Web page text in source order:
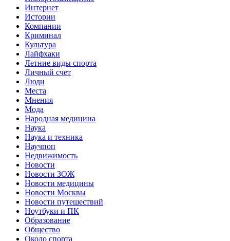
Интернет
Истории
Компании
Криминал
Культура
Лайфхаки
Летние виды спорта
Личный счет
Люди
Места
Мнения
Мода
Народная медицина
Наука
Наука и техника
Научпоп
Недвижимость
Новости
Новости ЗОЖ
Новости медицины
Новости Москвы
Новости путешествий
Ноутбуки и ПК
Образование
Общество
Около спорта